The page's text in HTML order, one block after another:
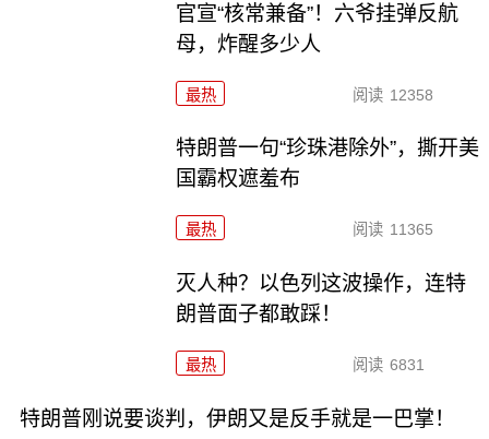
官宣“核常兼备”！六爷挂弹反航
母，炸醒多少人
最热 阅读 12358
特朗普一句“珍珠港除外”，撕开美
国霸权遮羞布
最热 阅读 11365
灭人种？以色列这波操作，连特
朗普面子都敢踩！
最热 阅读 6831
特朗普刚说要谈判，伊朗又是反手就是一巴掌！